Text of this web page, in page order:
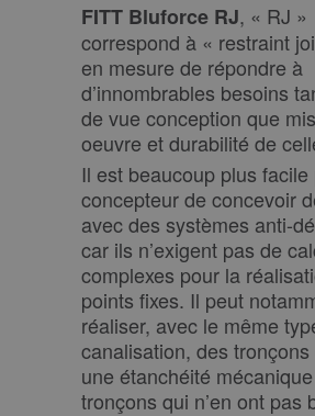
FITT Bluforce RJ, « RJ »
correspond à « restraint
en mesure de répondre à
d’innombrables besoins
de vue conception que
oeuvre et durabilité de
Il est beaucoup plus facile
concepteur de concevoir
avec des systèmes anti-
car ils n’exigent pas de
complexes pour la
points fixes. Il peut
réaliser, avec le même
canalisation, des
une étanchéité
tronçons qui n’en ont pas